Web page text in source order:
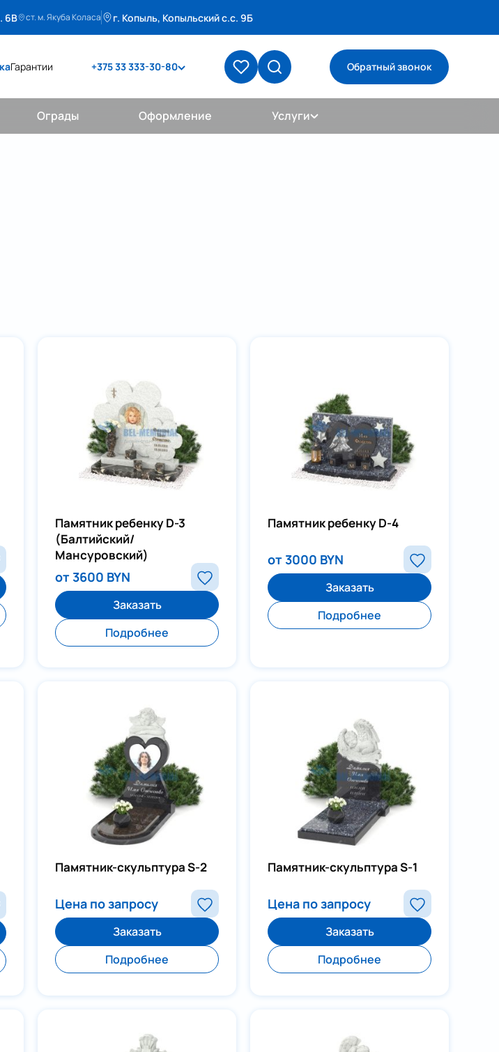
6В ст. м. Якуба Коласа г. Копыль, Копыльский с.с. 9Б
Гарантии +375 33 333-30-80 Обратный звонок
Ограды Оформление Услуги
Памятник ребенку D-3
(Балтийский/
Мансуровский)
от 3600 BYN
Заказать
Подробнее
Памятник ребенку D-4
от 3000 BYN
Заказать
Подробнее
Памятник-скульптура S-2
Цена по запросу
Заказать
Подробнее
Памятник-скульптура S-1
Цена по запросу
Заказать
Подробнее